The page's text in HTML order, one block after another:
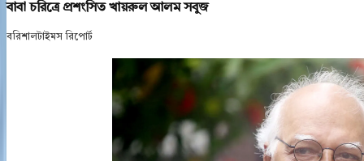
বাবা চরিত্রে প্রশংসিত খায়রুল আলম সবুজ
বরিশালটাইমস রিপোর্ট